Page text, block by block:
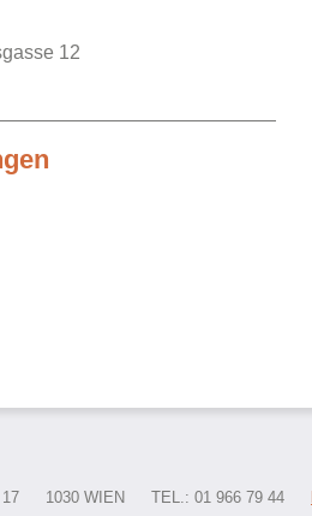
12
1030 WIEN TEL.: 01 966 79 44